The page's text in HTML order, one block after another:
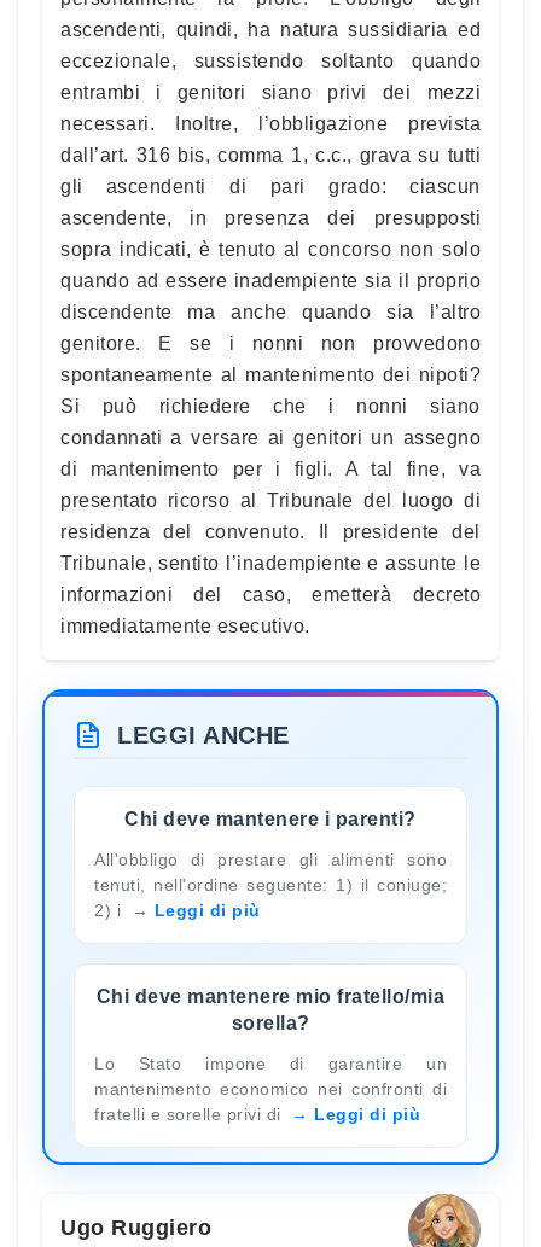
ascendenti, quindi, ha natura sussidiaria ed
eccezionale, sussistendo soltanto quando
entrambi i genitori siano privi dei mezzi
necessari. Inoltre, l’obbligazione prevista
dall’art. 316 bis, comma 1, c.c., grava su tutti
gli ascendenti di pari grado: ciascun
ascendente, in presenza dei presupposti
sopra indicati, è tenuto al concorso non solo
quando ad essere inadempiente sia il proprio
discendente ma anche quando sia l’altro
genitore. E se i nonni non provvedono
spontaneamente al mantenimento dei nipoti?
Si può richiedere che i nonni siano
condannati a versare ai genitori un assegno
di mantenimento per i figli. A tal fine, va
presentato ricorso al Tribunale del luogo di
residenza del convenuto. Il presidente del
Tribunale, sentito l’inadempiente e assunte le
informazioni del caso, emetterà decreto
immediatamente esecutivo.
LEGGI ANCHE
Chi deve mantenere i parenti?
All'obbligo di prestare gli alimenti sono
tenuti, nell'ordine seguente: 1) il coniuge;
2) i
Leggi di più
Chi deve mantenere mio fratello/mia
sorella?
Lo Stato impone di garantire un
mantenimento economico nei confronti di
fratelli e sorelle privi di
Leggi di più
Ugo Ruggiero